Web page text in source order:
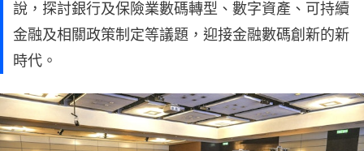
說，探討銀行及保險業數碼轉型、數字資產、可持續
金融及相關政策制定等議題，迎接金融數碼創新的新
時代。